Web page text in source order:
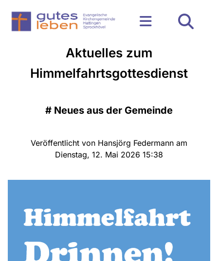
Aktuelles zum
Himmelfahrtsgottesdienst
# Neues aus der Gemeinde
Veröffentlicht von Hansjörg Federmann am
Dienstag, 12. Mai 2026 15:38